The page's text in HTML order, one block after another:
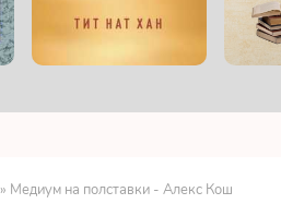
» Медиум на полставки - Алекс Кош